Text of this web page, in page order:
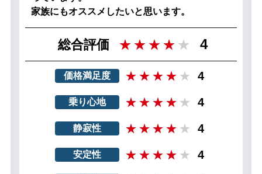
家族にもオススメしたいと思います。
総合評価 4
価格満足度 4
乗り心地 4
静寂性 4
安定性 4